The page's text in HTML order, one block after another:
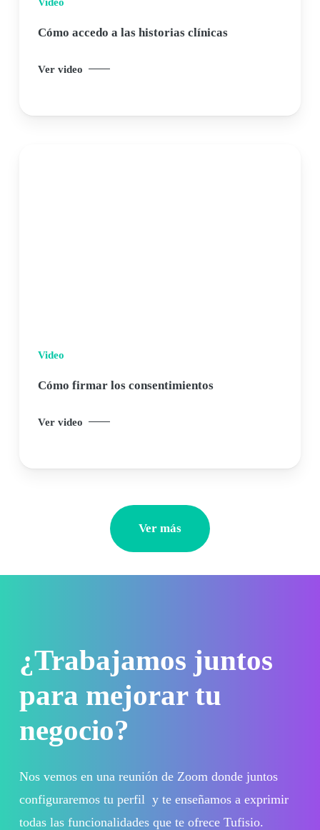
Cómo accedo a las historias clínicas
Ver video
Video
Cómo firmar los consentimientos
Ver video
Ver más
¿Trabajamos juntos
para mejorar tu
negocio?
Nos vemos en una reunión de Zoom donde juntos
configuraremos tu perfil y te enseñamos a exprimir
todas las funcionalidades que te ofrece Tufisio.